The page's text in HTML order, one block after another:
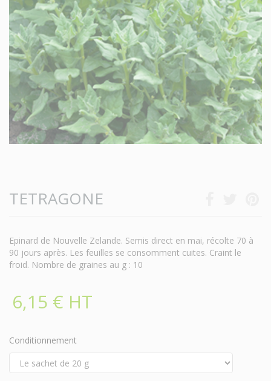
TETRAGONE
Epinard de Nouvelle Zelande. Semis direct en mai, récolte 70 à
90 jours après. Les feuilles se consomment cuites. Craint le
froid. Nombre de graines au g : 10
6,15 € HT
Conditionnement